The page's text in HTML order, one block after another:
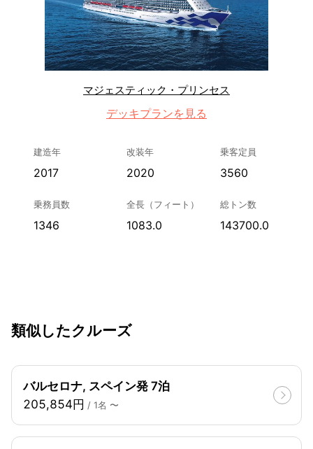
マジェスティック・プリンセス
デッキプランを見る
建造年
2017
改装年
2020
乗客定員
3560
乗務員数
1346
全長（フィート）
1083.0
総トン数
143700.0
類似したクルーズ
バルセロナ, スペイン発 7泊
205,854円 / 1名 〜